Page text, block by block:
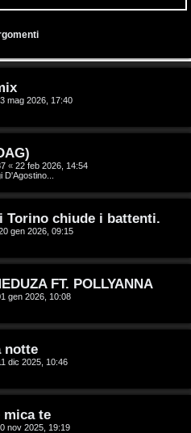
mag 2026, 17:40
« 22 feb 2026, 14:54
Torino chiude i battenti.
gen 2026, 09:15
FT. POLLYANNA
gen 2026, 10:08
notte
dic 2025, 10:46
mica te
nov 2025, 19:19